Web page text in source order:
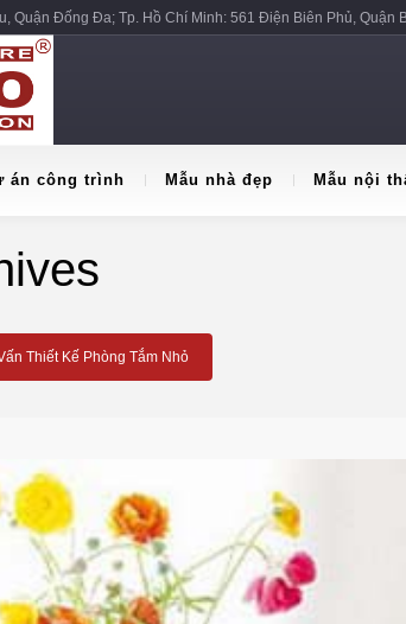
Quận Đống Đa; Tp. Hồ Chí Minh: 561 Điện Biên Phủ, Quận
án công trình Mẫu nhà đẹp Mẫu nội
Thiết Kế Phòng Tắm Nhỏ